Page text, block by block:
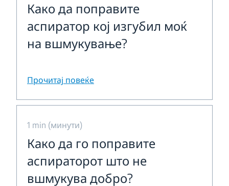
Како да поправите
аспиратор кој изгубил моќ
на вшмукување?
Прочитај повеќе
1 min (минути)
Како да го поправите
аспираторот што не
вшмукува добро?